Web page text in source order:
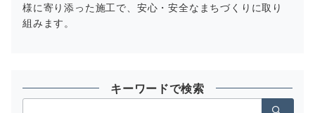
様に寄り添った施工で、安心・安全なまちづくりに取り
組みます。
キーワードで検索